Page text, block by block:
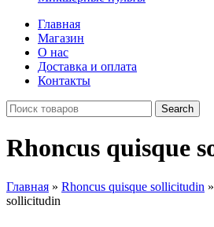
Главная
Магазин
О нас
Доставка и оплата
Контакты
Search
Rhoncus quisque
Главная » Rhoncus quisque sollicitudin »
sollicitudin